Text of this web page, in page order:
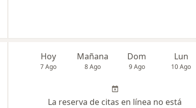
Hoy
7 Ago
Mañana
8 Ago
Dom
9 Ago
Lun
10 Ago
La reserva de citas en línea no está